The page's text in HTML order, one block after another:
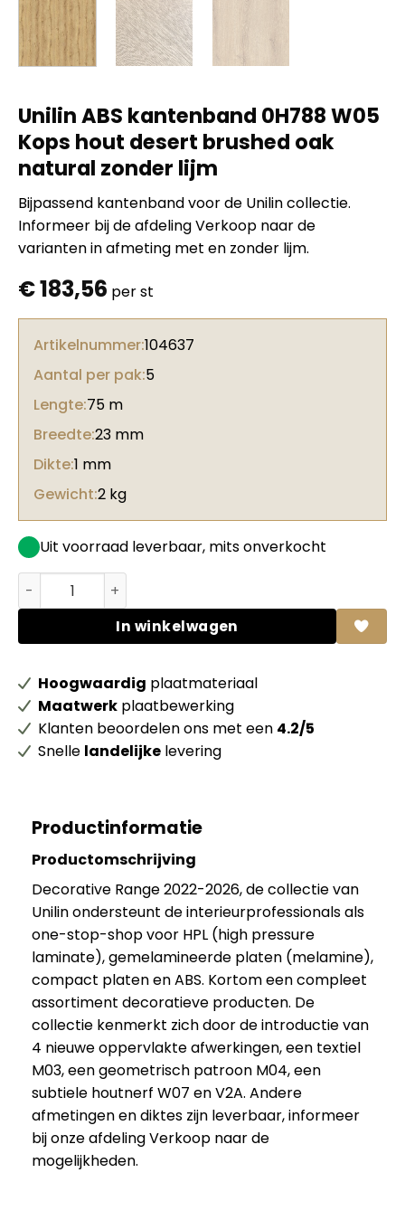
Unilin ABS kantenband 0H788 W05
Kops hout desert brushed oak
natural zonder lijm
Bijpassend kantenband voor de Unilin collectie.
Informeer bij de afdeling Verkoop naar de
varianten in afmeting met en zonder lijm.
€183,56 per st
Artikelnummer:104637
Aantal per pak:5
Lengte:75 m
Breedte:23 mm
Dikte:1 mm
Gewicht:2 kg
Uit voorraad leverbaar, mits onverkocht
Unilin ABS kantenband 0H788 W05 Kops hout desert
In winkelwagen
Hoogwaardig plaatmateriaal
Maatwerk plaatbewerking
Klanten beoordelen ons met een 4.2/5
Snelle landelijke levering
Productinformatie
Productomschrijving
Decorative Range 2022-2026, de collectie van
Unilin ondersteunt de interieurprofessionals als
one-stop-shop voor HPL (high pressure
laminate), gemelamineerde platen (melamine),
compact platen en ABS. Kortom een compleet
assortiment decoratieve producten. De
collectie kenmerkt zich door de introductie van
4 nieuwe oppervlakte afwerkingen, een textiel
M03, een geometrisch patroon M04, een
subtiele houtnerf W07 en V2A. Andere
afmetingen en diktes zijn leverbaar, informeer
bij onze afdeling Verkoop naar de
mogelijkheden.